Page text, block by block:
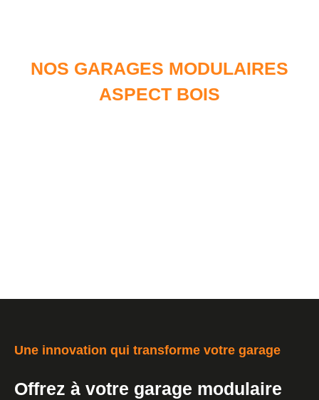
NOS GARAGES MODULAIRES
ASPECT BOIS
Une innovation qui transforme votre garage
Offrez à votre garage modulaire